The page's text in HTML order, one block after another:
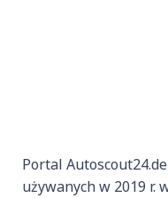
Portal
używanych w 2019 r.